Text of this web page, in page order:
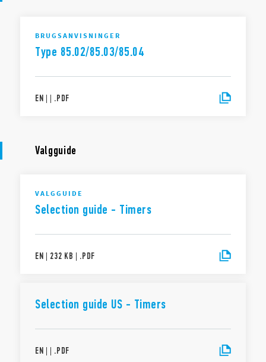
BRUGSANVISNINGER
Type 85.02/85.03/85.04
EN | | .PDF
Valgguide
VALGGUIDE
Selection guide - Timers
EN | 232 KB | .PDF
Selection guide US - Timers
EN | | .PDF